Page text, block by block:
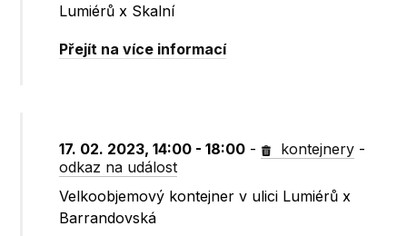
Lumiérů x Skalní
Přejít na více informací
17. 02. 2023, 14:00 - 18:00 - kontejnery -
odkaz na událost
Velkoobjemový kontejner v ulici Lumiérů x
Barrandovská